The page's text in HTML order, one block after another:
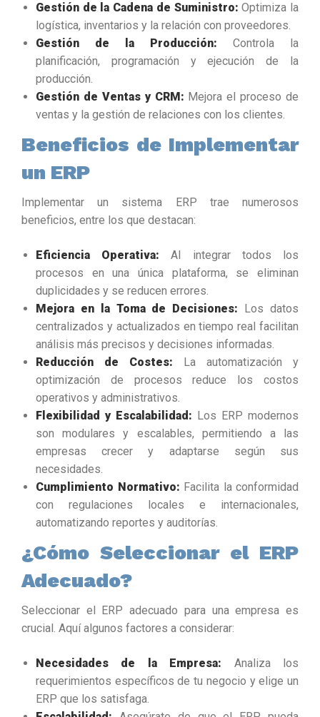
Gestión de la Cadena de Suministro: Optimiza la
logística, inventarios y la relación con proveedores.
Gestión de la Producción: Controla la
planificación, programación y ejecución de la
producción.
Gestión de Ventas y CRM: Mejora el proceso de
ventas y la gestión de relaciones con los clientes.
Beneficios de Implementar
un ERP
Implementar un sistema ERP trae numerosos
beneficios, entre los que destacan:
Eficiencia Operativa: Al integrar todos los
procesos en una única plataforma, se eliminan
duplicidades y se reducen errores.
Mejora en la Toma de Decisiones: Los datos
centralizados y actualizados en tiempo real facilitan
análisis más precisos y decisiones informadas.
Reducción de Costes: La automatización y
optimización de procesos reduce los costos
operativos y administrativos.
Flexibilidad y Escalabilidad: Los ERP modernos
son modulares y escalables, permitiendo a las
empresas crecer y adaptarse según sus
necesidades.
Cumplimiento Normativo: Facilita la conformidad
con regulaciones locales e internacionales,
automatizando reportes y auditorías.
¿Cómo Seleccionar el ERP
Adecuado?
Seleccionar el ERP adecuado para una empresa es
crucial. Aquí algunos factores a considerar:
Necesidades de la Empresa: Analiza los
requerimientos específicos de tu negocio y elige un
ERP que los satisfaga.